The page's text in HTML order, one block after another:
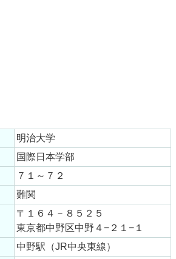
明治大学
国際日本学部
７１～７２
難関
〒１６４－８５２５
東京都中野区中野４−２１−１
中野駅（JR中央東線）